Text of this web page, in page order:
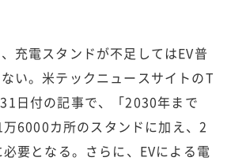
充電スタンドが不足してはEV普
い。米テックニュースサイトのT
日付の記事で、「2030年まで
6000カ所のスタンドに加え、2
要となる。さらに、EVによる電